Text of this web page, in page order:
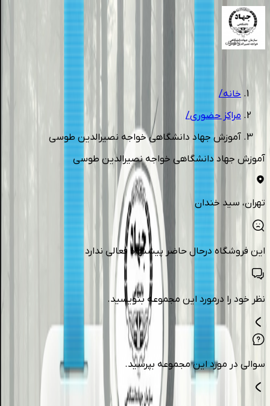
1/7
خانه/
مراکز حضوری/
آموزش جهاد دانشگاهی خواجه نصیرالدین طوسی
آموزش جهاد دانشگاهی خواجه نصیرالدین طوسی
تهران، سید خندان
این فروشگاه درحال حاضر پیشنهاد فعالی ندارد
نظر خود را درمورد این مجموعه بنویسید.
سوالی در مورد این مجموعه بپرسید.